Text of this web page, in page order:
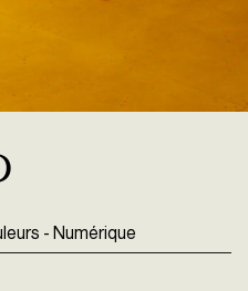
- Numérique